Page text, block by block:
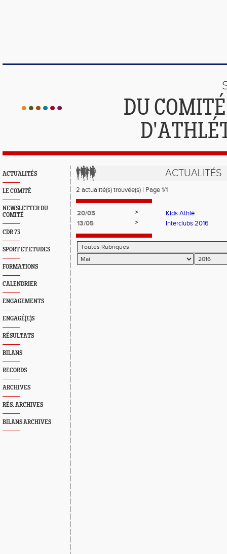
DU
ACTUALITÉS
LE COMITÉ
NEWSLETTER DU
COMITÉ
CDR 73
SPORT ET ETUDES
FORMATIONS
CALENDRIER
ENGAGEMENTS
ENGAGÉ(E)S
RÉSULTATS
BILANS
RECORDS
ARCHIVES
RÉS. ARCHIVES
BILANS ARCHIVES
ACTUALITÉS
2 actualité(s) trouvée(s) | Page 1/1
20/05 >
Kids Athlé
13/05
> Interclubs 2016